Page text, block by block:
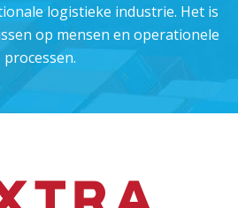
logistieke industrie. Het is
op mensen en operationele
processen.